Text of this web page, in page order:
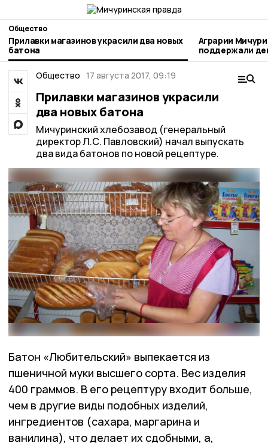
Общество
Прилавки магазинов украсили два новых
батона
Аграрии
поддержали день
труда
Общество 17 августа 2017, 09:19
Прилавки магазинов украсили
два новых батона
Мичуринский хлебозавод (генеральный
директор Л.С. Павловский) начал выпускать
два вида батонов по новой рецептуре.
Батон «Любительский» выпекается из
пшеничной муки высшего сорта. Вес изделия
400 граммов. В его рецептуру входит больше,
чем в другие виды подобных изделий,
ингредиентов (сахара, маргарина и
ванилина), что делает их сдобными, а,